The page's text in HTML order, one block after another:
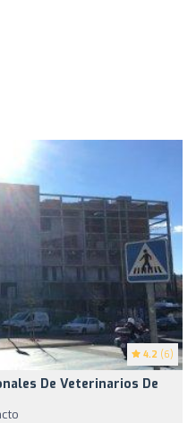
4.2 (6)
De Veterinarios De